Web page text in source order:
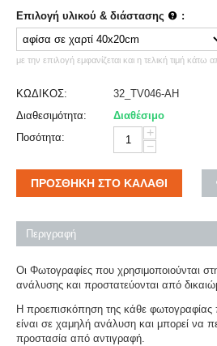
Επιλογή υλικού & διάστασης :
με την επιλογή εμφανίζεται και η τελική τιμή
ΚΩΔΙΚΟΣ:
32_TV046-AH
Διαθεσιμότητα:
Διαθέσιμο
Ποσότητα:
+
−
ΠΡΟΣΘΉΚΗ ΣΤΟ ΚΑΛΆΘΙ
Περιγραφή
Οι Φωτογραφίες που χρησιμοποιούνται
ανάλυσης και προστατεύονται από
Η προεπισκόπηση της κάθε
είναι σε χαμηλή ανάλυση και μπορεί να
προστασία από αντιγραφή.